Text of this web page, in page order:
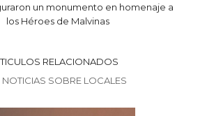
un monumento en homenaje a
los Héroes de Malvinas
RELACIONADOS
NOTICIAS SOBRE LOCALES